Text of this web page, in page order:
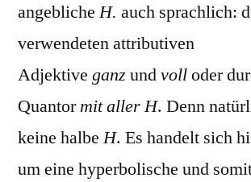
angeblicheH. auch sprachlich:
verwendeten attributiven
Adjektive ganzundvolloder
Quantormit aller H. Denn
keine halbeH. Es handelt sich
um eine hyperbolische und